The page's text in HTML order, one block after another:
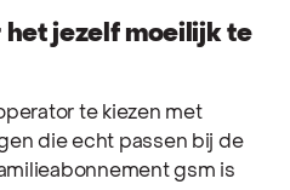
het jezelf moeilijk te
te kiezen met
die echt passen bij de
gsm is